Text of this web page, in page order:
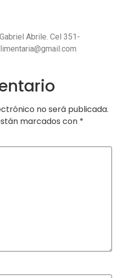
Abrile. Cel 351-
no será publicada.
marcados con *